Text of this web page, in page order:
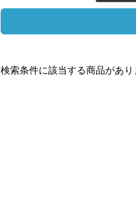
検索条件に該当する商品があり